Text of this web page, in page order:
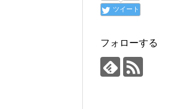
ツイート
フォローする